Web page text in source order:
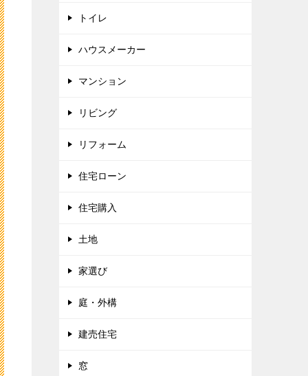
トイレ
ハウスメーカー
マンション
リビング
リフォーム
住宅ローン
住宅購入
土地
家選び
庭・外構
建売住宅
窓